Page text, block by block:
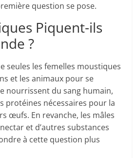
question se pose.
Piquent-ils
?
seules les femelles moustiques
et les animaux pour se
nourrissent du sang humain,
protéines nécessaires pour la
œufs. En revanche, les mâles
et d’autres substances
à cette question plus